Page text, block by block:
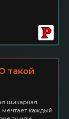
такой
или
шикарная
мечтает каждый